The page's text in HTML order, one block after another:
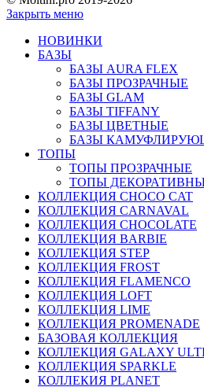
Закрыть меню
НОВИНКИ
БАЗЫ
БАЗЫ AURA FLEX
БАЗЫ ПРОЗРАЧНЫЕ
БАЗЫ GLAM
БАЗЫ TIFFANY
БАЗЫ ЦВЕТНЫЕ
БАЗЫ
ТОПЫ
ТОПЫ ПРОЗРАЧНЫЕ
ТОПЫ
КОЛЛЕКЦИЯ CHOCO CAT
КОЛЛЕКЦИЯ CARNAVAL
КОЛЛЕКЦИЯ CHOCOLATE
КОЛЛЕКЦИЯ BARBIE
КОЛЛЕКЦИЯ STEP
КОЛЛЕКЦИЯ FROST
КОЛЛЕКЦИЯ FLAMENCO
КОЛЛЕКЦИЯ LOFT
КОЛЛЕКЦИЯ LIME
КОЛЛЕКЦИЯ PROMENADE
БАЗОВАЯ КОЛЛЕКЦИЯ
КОЛЛЕКЦИЯ GALAXY
КОЛЛЕКЦИЯ SPARKLE
КОЛЛЕКИЯ PLANET